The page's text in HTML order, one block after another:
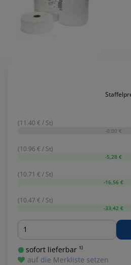
(11.40 € / St)
-0,00 €
(10.96 € / St)
-5,28 €
(10.71 € / St)
-16,56 €
(10.47 € / St)
-33,42 €
Menge
sofort lieferbar ¹⁾
auf die Merkliste setzen